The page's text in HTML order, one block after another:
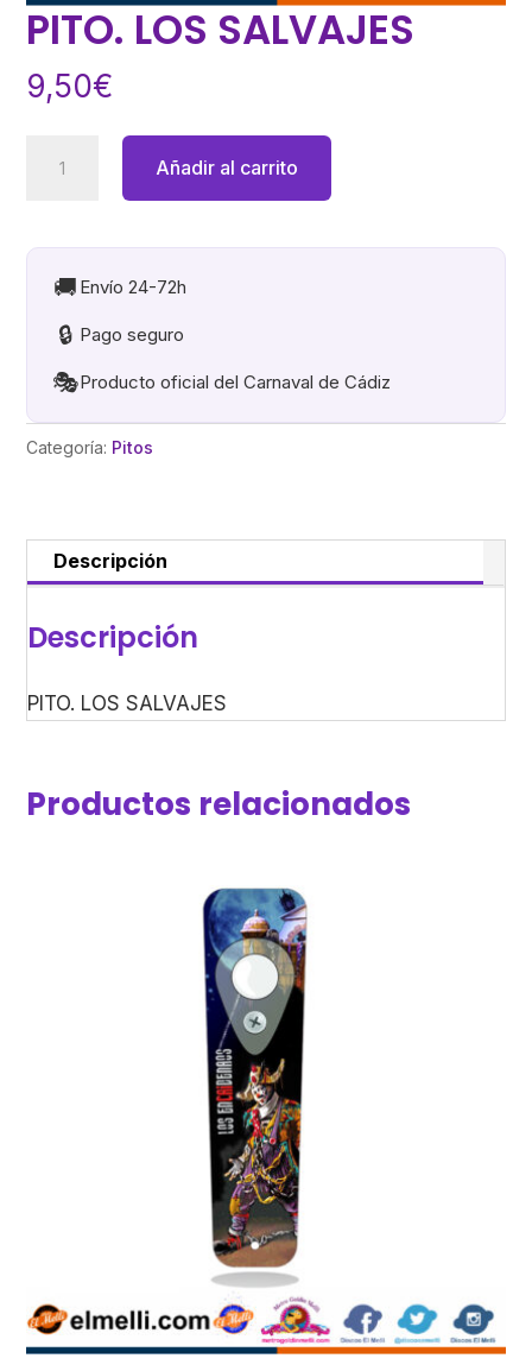
PITO. LOS SALVAJES
9,50€
LOS
cantidad
Añadir al carrito
🚚 Envío 24-72h
🔒 Pago seguro
🎭Producto oficial del Carnaval de Cádiz
Categoría: Pitos
Descripción
Descripción
PITO. LOS SALVAJES
Productos relacionados